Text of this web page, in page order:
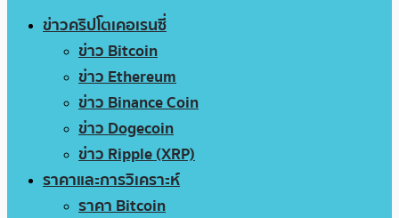
ข่าวคริปโตเคอเรนซี่
ข่าว Bitcoin
ข่าว Ethereum
ข่าว Binance Coin
ข่าว Dogecoin
ข่าว Ripple (XRP)
ราคาและการวิเคราะห์
ราคา Bitcoin